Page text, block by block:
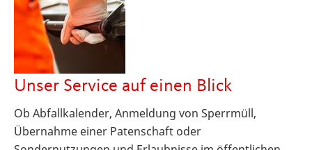
Unser Service auf einen Blick
Ob Abfallkalender, Anmeldung von Sperrmüll,
Übernahme einer Patenschaft oder